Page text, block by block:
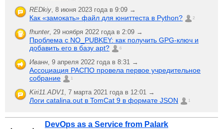
REDkiy, 8 июня 2023 года в 9:09 →
Как «замокать» файл для юниттеста в Python? 2
fhunter, 29 ноября 2022 года в 2:09 →
Проблема с NO_PUBKEY: как получить GPG-ключ и
добавить его в базу apt?
6
Иванн, 9 апреля 2022 года в 8:31 →
Ассоциация РАСПО провела первое учредительное
собрание
1
Kiri11.ADV1, 7 марта 2021 года в 12:01 →
Логи catalina.out в TomCat 9 в формате JSON 1
DevOps as a Service from Palark